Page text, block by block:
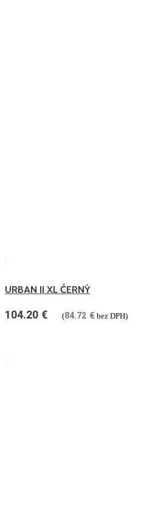
URBAN II XL ČERNÝ
104.20 € (84.72 € bez DPH)